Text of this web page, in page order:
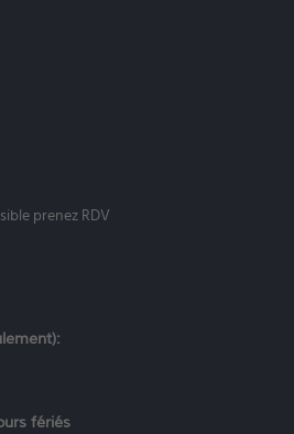
prenez RDV
fériés